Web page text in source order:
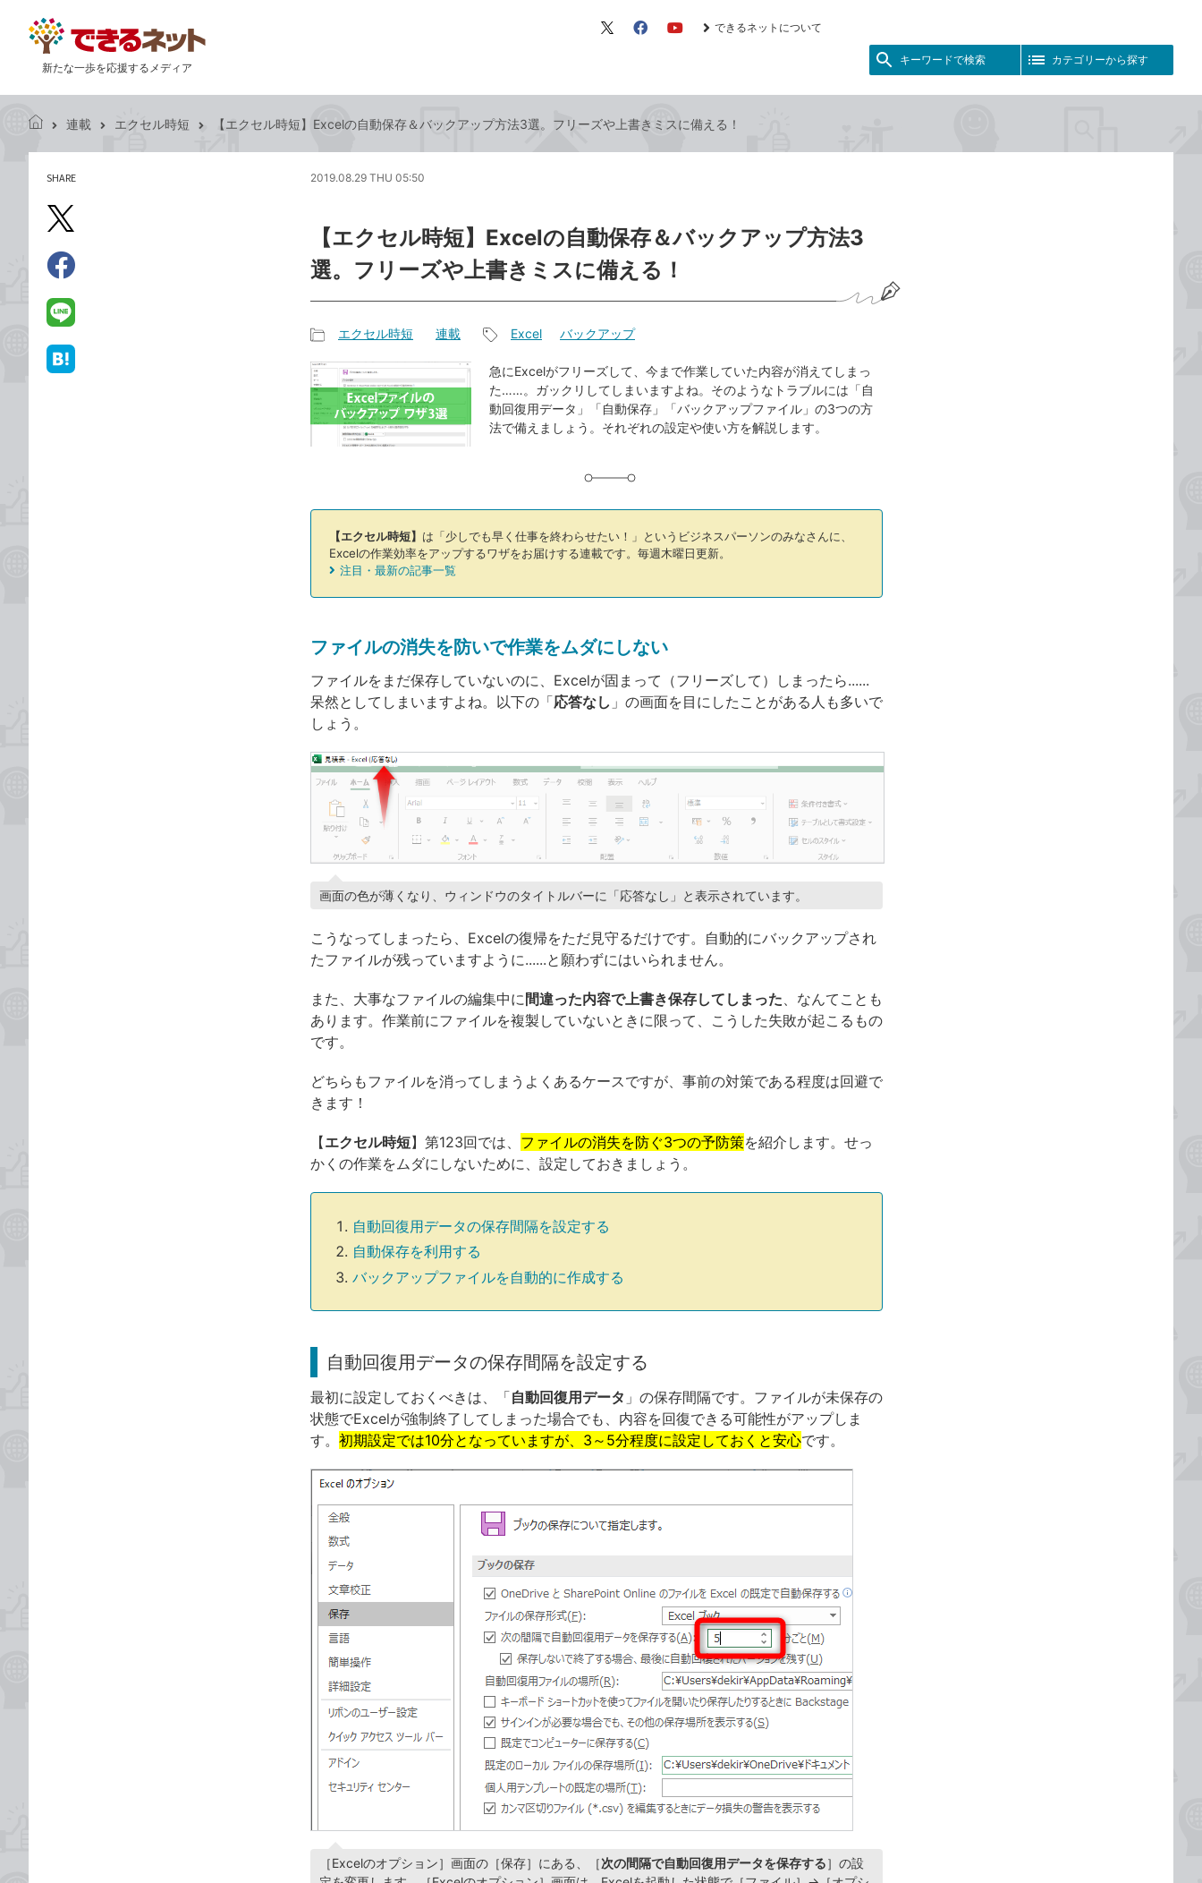
新たな一歩を応援するメディア
X（旧 FacebookYouTube
できるネットについて
キーワードで検索 カテゴリーから探す
き
る
ッ
ト
連載 エクセル時短 【エクセル時短】Excelの自動保存＆バックアップ方法3選。フリーズや上書きミスに備える！
SHARE
X（旧
で
2019.08.29 THU 05:50
【エクセル時短】Excelの自動保存＆バックアップ方法3
選。フリーズや上書きミスに備える！
事
カ
テ
エクセル時短 連載
事
タ
グ
Excel バックアップ
急にExcelがフリーズして、今まで作業していた内容が消えてしまっ
た……。ガックリしてしまいますよね。そのようなトラブルには「自
動回復用データ」「自動保存」「バックアップファイル」の3つの方
法で備えましょう。それぞれの設定や使い方を解説します。
【エクセル時短】 は「少しでも早く仕事を終わらせたい！」というビジネスパーソンのみなさんに、
Excelの作業効率をアップするワザをお届けする連載です。毎週木曜日更新。
注目・最新の記事一覧
ファイルの消失を防いで作業をムダにしない
ファイルをまだ保存していないのに、Excelが固まって（フリーズして）しまったら......
呆然としてしまいますよね。以下の「応答なし 」の画面を目にしたことがある人も多いで
しょう。
画面の色が薄くなり、ウィンドウのタイトルバーに「応答なし」と表示されています。
こうなってしまったら、Excelの復帰をただ見守るだけです。自動的にバックアップされ
たファイルが残っていますように......と願わずにはいられません。
また、大事なファイルの編集中に間違った内容で上書き保存してしまった 、なんてことも
あります。作業前にファイルを複製していないときに限って、こうした失敗が起こるもの
です。
どちらもファイルを消ってしまうよくあるケースですが、事前の対策である程度は回避で
きます！
【エクセル時短】第123回では、 ファイルの消失を防ぐ3つの予防策を紹介します。せっ
かくの作業をムダにしないために、設定しておきましょう。
自動回復用データの保存間隔を設定する
自動保存を利用する
バックアップファイルを自動的に作成する
自動回復用データの保存間隔を設定する
最初に設定しておくべきは、「自動回復用データ 」の保存間隔です。ファイルが未保存の
状態でExcelが強制終了してしまった場合でも、内容を回復できる可能性がアップしま
す。 初期設定では10分となっていますが、3～5分程度に設定しておくと安心です。
［Excelのオプション］画面の［保存］にある、［次の間隔で自動回復用データを保存する］の設